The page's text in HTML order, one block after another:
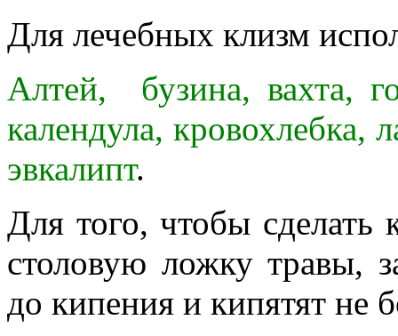
Для лечебных клизм
Алтей, бузина, вахта,
календула, кровохлебка,
эвкалипт.
Для того, чтобы сделать
столовую ложку травы,
до кипения и кипятят не